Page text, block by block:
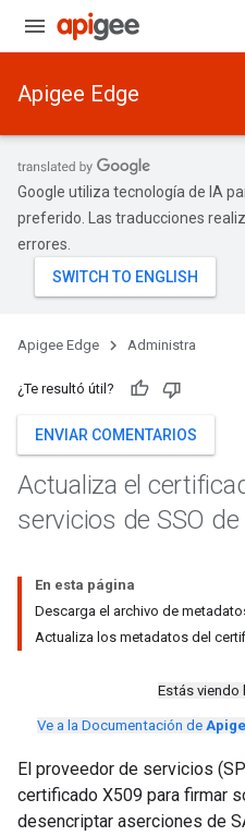
Apigee Edge
Google utiliza tecnología de IA
preferido. Las traducciones
errores.
Apigee Edge Administra
¿Te resultó útil?
ENVIAR COMENTARIOS
Actualiza el
servicios de SSO de
En esta página
Descarga el archivo de
Actualiza los metadatos del
Estás viendo
Ve a la Documentación de
El proveedor de servicios
certificado X509 para firmar
desencriptar aserciones de